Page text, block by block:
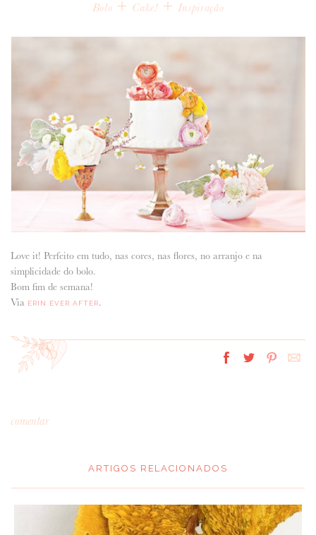
REAL WEDDINGS & EDITORIAIS
FORNECEDORES RECOMENDADOS
ANUNCIE CONNOSCO
Bolo + Cake!+ Inspiração
Love it! Perfeito em tudo, nas cores, nas flores, no arranjo e na
simplicidade do bolo.
Bom fim de semana!
Via
ERIN EVER AFTER.
comentar
ARTIGOS RELACIONADOS